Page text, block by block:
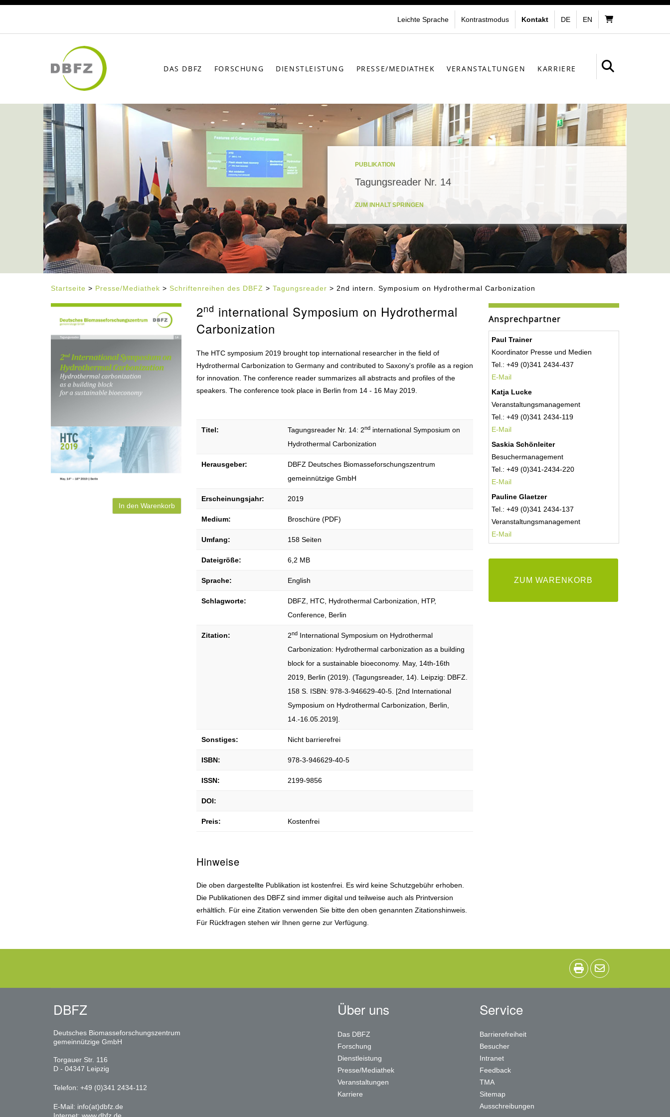
Leichte Sprache Kontrastmodus Kontakt DE EN
DAS DBFZ FORSCHUNG DIENSTLEISTUNG PRESSE/MEDIATHEK VERANSTALTUNGEN KARRIERE
PUBLIKATION
Tagungsreader Nr. 14
ZUM INHALT SPRINGEN
Startseite > Presse/Mediathek > Schriftenreihen des DBFZ > Tagungsreader > 2nd intern. Symposium on Hydrothermal Carbonization
In den Warenkorb
2nd international Symposium on Hydrothermal
Carbonization
The HTC symposium 2019 brought top international researcher in the field of
Hydrothermal Carbonization to Germany and contributed to Saxony's profile as a region
for innovation. The conference reader summarizes all abstracts and profiles of the
speakers. The conference took place in Berlin from 14 - 16 May 2019.
Titel: Tagungsreader Nr. 14: 2nd international Symposium on
Hydrothermal Carbonization
Herausgeber:
DBFZ Deutsches Biomasseforschungszentrum
gemeinnützige GmbH
Erscheinungsjahr: 2019
Medium: Broschüre (PDF)
Umfang: 158 Seiten
Dateigröße: 6,2 MB
Sprache: English
Schlagworte:
DBFZ, HTC, Hydrothermal Carbonization, HTP,
Conference, Berlin
Zitation: 2nd International Symposium on Hydrothermal
Carbonization: Hydrothermal carbonization as a building
block for a sustainable bioeconomy. May, 14th-16th
2019, Berlin (2019). (Tagungsreader, 14). Leipzig: DBFZ.
158 S. ISBN: 978-3-946629-40-5. [2nd International
Symposium on Hydrothermal Carbonization, Berlin,
14.-16.05.2019].
Sonstiges: Nicht barrierefrei
ISBN: 978-3-946629-40-5
ISSN: 2199-9856
DOI:
Preis: Kostenfrei
Hinweise
Die oben dargestellte Publikation ist kostenfrei. Es wird keine Schutzgebühr erhoben.
Die Publikationen des DBFZ sind immer digital und teilweise auch als Printversion
erhältlich. Für eine Zitation verwenden Sie bitte den oben genannten Zitationshinweis.
Für Rückfragen stehen wir Ihnen gerne zur Verfügung.
Ansprechpartner
Paul Trainer
Koordinator Presse und Medien
Tel.: +49 (0)341 2434-437
E-Mail
Katja Lucke
Veranstaltungsmanagement
Tel.: +49 (0)341 2434-119
E-Mail
Saskia Schönleiter
Besuchermanagement
Tel.: +49 (0)341-2434-220
E-Mail
Pauline Glaetzer
Tel.: +49 (0)341 2434-137
Veranstaltungsmanagement
E-Mail
ZUM WARENKORB
DBFZ
Deutsches Biomasseforschungszentrum
gemeinnützige GmbH
Torgauer Str. 116
D - 04347 Leipzig
Telefon: +49 (0)341 2434-112
E-Mail: info(at)dbfz.de
Über uns
Das DBFZ
Forschung
Dienstleistung
Presse/Mediathek
Veranstaltungen
Karriere
Service
Barrierefreiheit
Besucher
Intranet
Feedback
TMA
Sitemap
Ausschreibungen